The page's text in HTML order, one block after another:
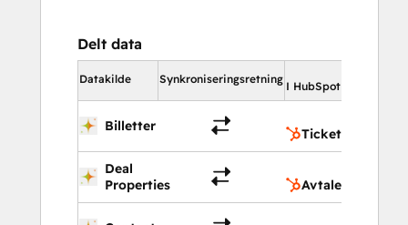
Delt data
Datakilde Synkroniseringsretning
I HubSpot
Billetter
Tickets
Deal
Properties
Avtaler